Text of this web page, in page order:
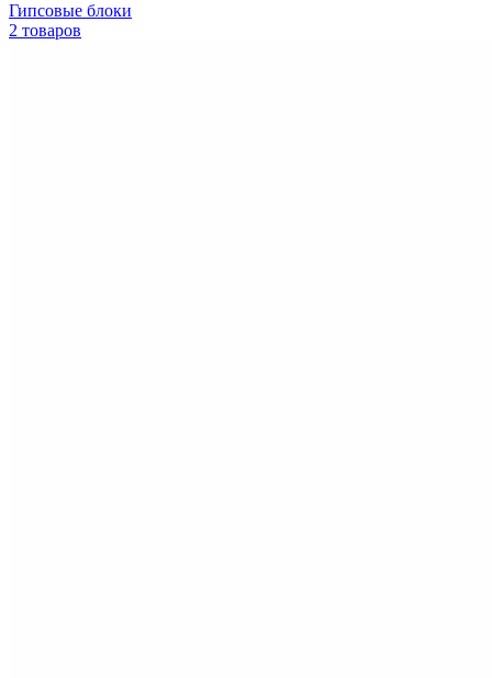
Гипсовые блоки
2 товаров